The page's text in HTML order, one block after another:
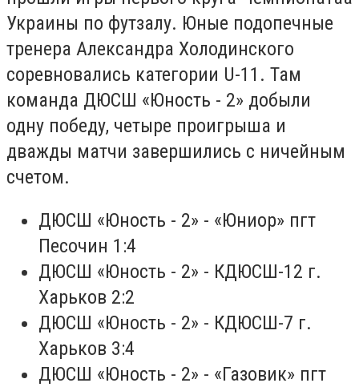
Украины по футзалу. Юные подопечные
тренера Александра Холодинского
соревновались категории U-11. Там
команда ДЮСШ «Юность - 2» добыли
одну победу, четыре проигрыша и
дважды матчи завершились с ничейным
счетом.
ДЮСШ «Юность - 2» - «Юниор» пгт
Песочин 1:4
ДЮСШ «Юность - 2» - КДЮСШ-12 г.
Харьков 2:2
ДЮСШ «Юность - 2» - КДЮСШ-7 г.
Харьков 3:4
ДЮСШ «Юность - 2» - «Газовик» пгт